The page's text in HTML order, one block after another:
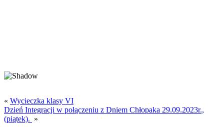
« Wycieczka klasy VI
Dzień Integracji w połączeniu z Dniem Chłopaka 29.09.2023r.,
(piątek). »